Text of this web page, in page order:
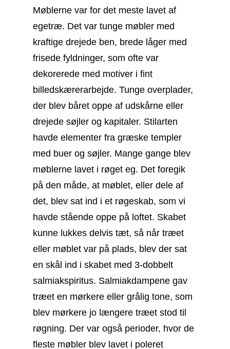
Møblerne var for det meste lavet af
egetræ. Det var tunge møbler med
kraftige drejede ben, brede låger med
frisede fyldninger, som ofte var
dekorerede med motiver i fint
billedskærerarbejde. Tunge overplader,
der blev båret oppe af udskårne eller
drejede søjler og kapitaler. Stilarten
havde elementer fra græske templer
med buer og søjler. Mange gange blev
møblerne lavet i røget eg. Det foregik
på den måde, at møblet, eller dele af
det, blev sat ind i et røgeskab, som vi
havde stående oppe på loftet. Skabet
kunne lukkes delvis tæt, så når træet
eller møblet var på plads, blev der sat
en skål ind i skabet med 3-dobbelt
salmiakspiritus. Salmiakdampene gav
træet en mørkere eller grålig tone, som
blev mørkere jo længere træet stod til
røgning. Der var også perioder, hvor de
fleste møbler blev lavet i poleret